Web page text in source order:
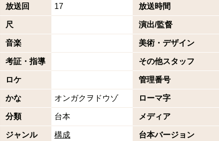
放送回 17 放送時間
尺 演出/監督
音楽 美術・デザイン
考証・指導 その他スタッフ
ロケ 管理番号
かな オンガクヲドウゾ ローマ字
分類 台本 メディア
ジャンル 構成 台本バージョン